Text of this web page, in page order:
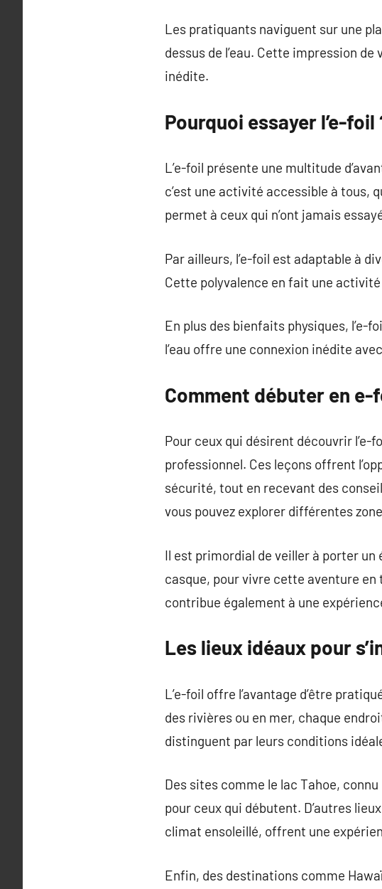
Les pratiquants naviguent sur une
dessus de l’eau. Cette impression
inédite.
Pourquoi essayer l’e-foil
L’e-foil présente une multitude
c’est une activité accessible à tous,
permet à ceux qui n’ont jamais
Par ailleurs, l’e-foil est adaptable à
Cette polyvalence en fait une activité
En plus des bienfaits physiques, l’e-
l’eau offre une connexion inédite
Comment débuter en e-
Pour ceux qui désirent découvrir l’e-
professionnel. Ces leçons offrent
sécurité, tout en recevant des
vous pouvez explorer différentes
Il est primordial de veiller à porter
casque, pour vivre cette aventure
contribue également à une
Les lieux idéaux pour
L’e-foil offre l’avantage d’être
des rivières ou en mer, chaque
distinguent par leurs conditions
Des sites comme le lac Tahoe,
pour ceux qui débutent. D’autres
climat ensoleillé, offrent une
Enfin, des destinations comme